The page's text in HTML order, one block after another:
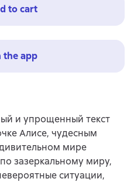
to cart
the app
и упрощенный текст
Алисе, чудесным
мире
зазеркальному миру,
ситуации,